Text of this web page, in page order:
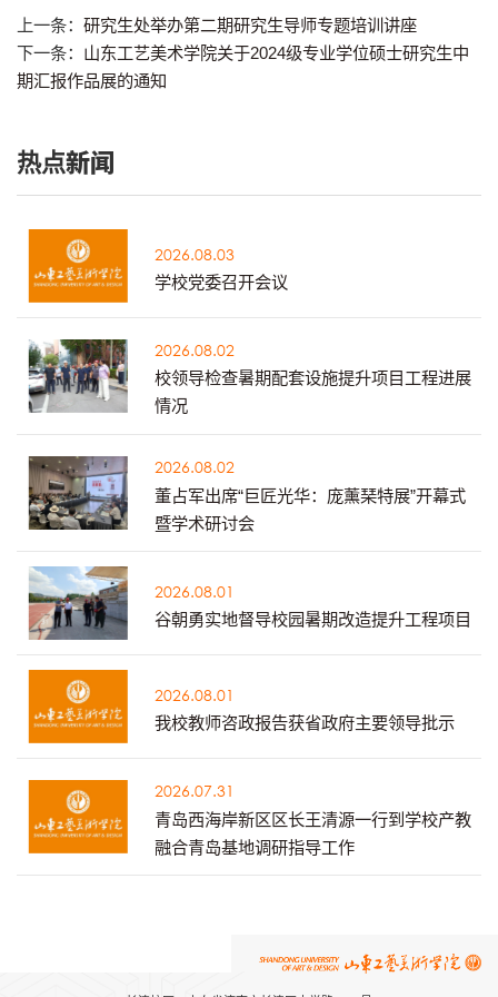
上一条： 研究生处举办第二期研究生导师专题培训讲座
下一条： 山东工艺美术学院关于2024级专业学位硕士研究生中
期汇报作品展的通知
热点新闻
2026.08.03
学校党委召开会议
2026.08.02
校领导检查暑期配套设施提升项目工程进展
情况
2026.08.02
董占军出席“巨匠光华：庞薰琹特展”开幕式
暨学术研讨会
2026.08.01
谷朝勇实地督导校园暑期改造提升工程项目
2026.08.01
我校教师咨政报告获省政府主要领导批示
2026.07.31
青岛西海岸新区区长王清源一行到学校产教
融合青岛基地调研指导工作